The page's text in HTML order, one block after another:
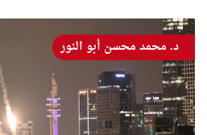
د. محمد محسن أبو النور